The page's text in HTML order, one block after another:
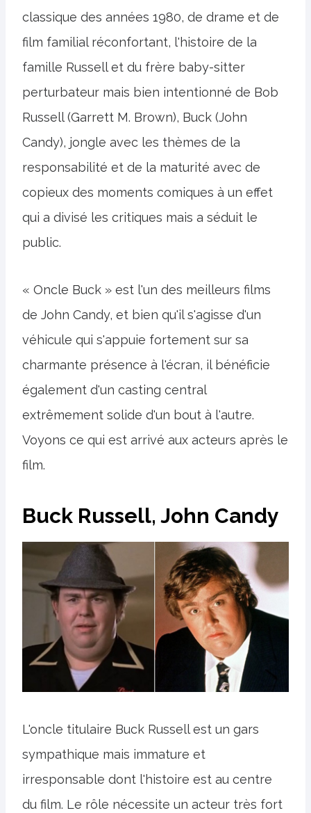
classique des années 1980, de drame et de
film familial réconfortant, l'histoire de la
famille Russell et du frère baby-sitter
perturbateur mais bien intentionné de Bob
Russell (Garrett M. Brown), Buck (John
Candy), jongle avec les thèmes de la
responsabilité et de la maturité avec de
copieux des moments comiques à un effet
qui a divisé les critiques mais a séduit le
public.
« Oncle Buck » est l'un des meilleurs films
de John Candy, et bien qu'il s'agisse d'un
véhicule qui s'appuie fortement sur sa
charmante présence à l'écran, il bénéficie
également d'un casting central
extrêmement solide d'un bout à l'autre.
Voyons ce qui est arrivé aux acteurs après le
film.
Buck Russell, John Candy
L'oncle titulaire Buck Russell est un gars
sympathique mais immature et
irresponsable dont l'histoire est au centre
du film. Le rôle nécessite un acteur très fort